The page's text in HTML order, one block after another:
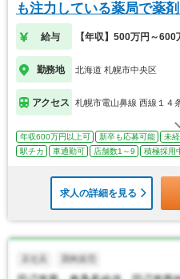
も注力している薬局で薬
給与 【年収】500万円～600
勤務地 北海道 札幌市中央区
アクセス 札幌市電山鼻線 西線１４
年収600万円以上可 新卒も応募可能 未
駅チカ
車通勤可 店舗数1～9 積極採用
求人の詳細を見る